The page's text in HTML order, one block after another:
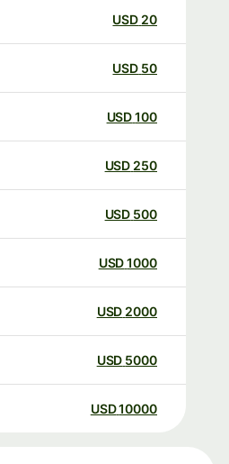
20
USD
50
USD
100
USD
250
USD
500
USD
1000
USD
2000
USD
5000
USD
10000
USD